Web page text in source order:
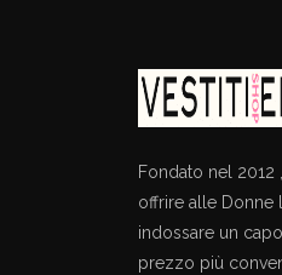
Fondato nel 2012
offrire alle Donne
indossare un
prezzo più